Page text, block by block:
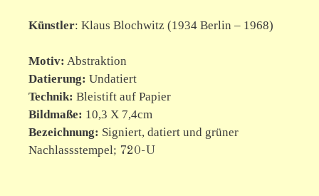
Künstler: Klaus Blochwitz (1934 Berlin – 1968)
Motiv: Abstraktion
Datierung: Undatiert
Technik: Bleistift auf Papier
Bildmaße: 10,3 X 7,4cm
Bezeichnung: Signiert, datiert und grüner
Nachlassstempel; 720-U